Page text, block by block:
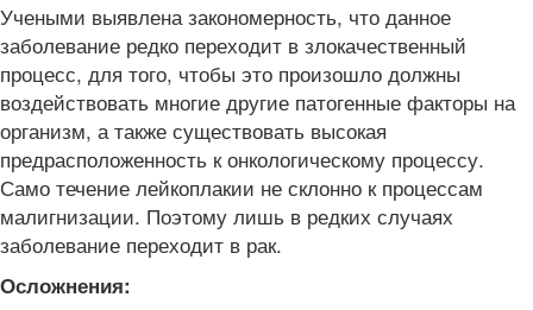
Учеными выявлена закономерность, что данное
заболевание редко переходит в злокачественный
процесс, для того, чтобы это произошло должны
воздействовать многие другие патогенные факторы на
организм, а также существовать высокая
предрасположенность к онкологическому процессу.
Само течение лейкоплакии не склонно к процессам
малигнизации. Поэтому лишь в редких случаях
заболевание переходит в рак.
Осложнения: